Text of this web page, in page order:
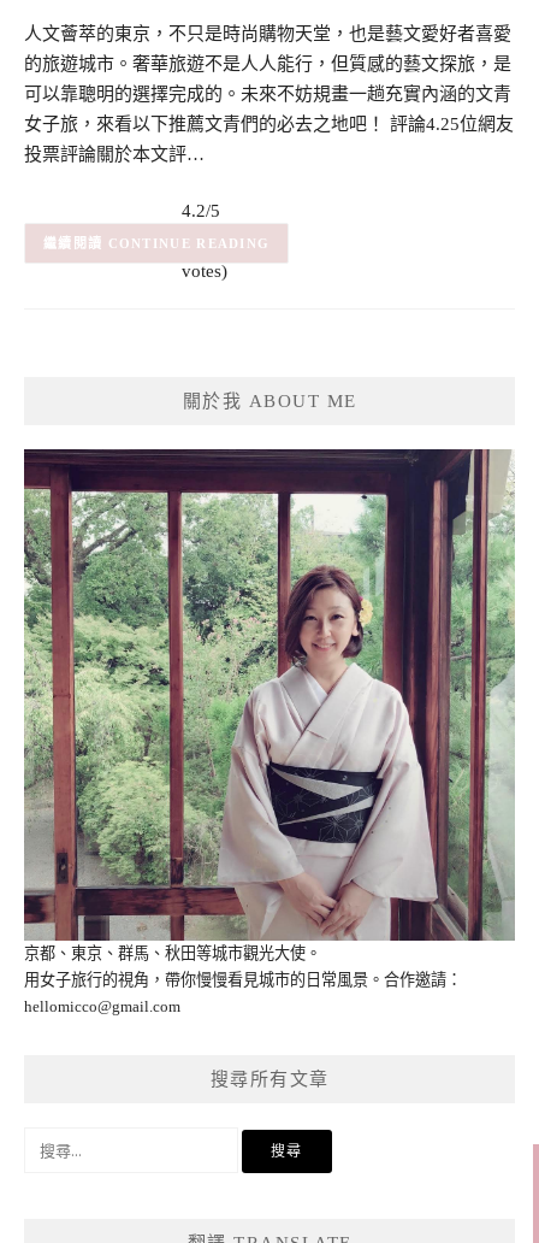
人文薈萃的東京，不只是時尚購物天堂，也是藝文愛好者喜愛
的旅遊城市。奢華旅遊不是人人能行，但質感的藝文探旅，是
可以靠聰明的選擇完成的。未來不妨規畫一趟充實內涵的文青
女子旅，來看以下推薦文青們的必去之地吧！ 評論4.25位網友
投票評論關於本文評…
4.2/5
– (5
votes)
(5) CONTINUE READING
關於我 ABOUT ME
京都、東京、群馬、秋田等城市觀光大使。
用女子旅行的視角，帶你慢慢看見城市的日常風景。合作邀請：
hellomicco@gmail.com
搜尋所有文章